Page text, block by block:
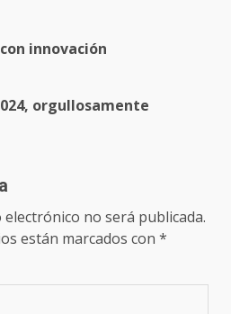
innovación
orgullosamente
no será publicada.
están marcados con *